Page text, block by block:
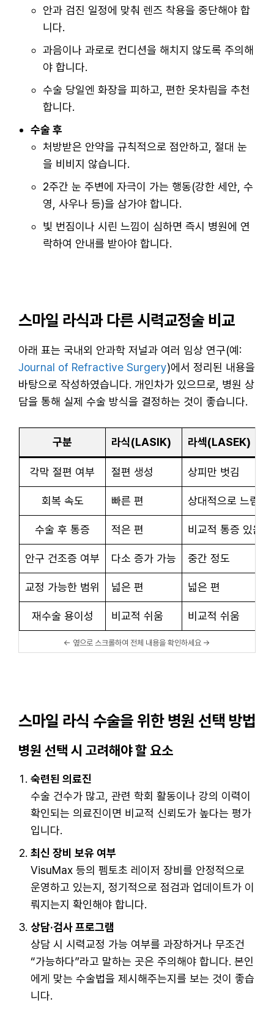
안과 검진 일정에 맞춰 렌즈 착용을 중단해야 합
니다.
과음이나 과로로 컨디션을 해치지 않도록 주의해
야 합니다.
수술 당일엔 화장을 피하고, 편한 옷차림을 추천
합니다.
수술 후
처방받은 안약을 규칙적으로 점안하고, 절대 눈
을 비비지 않습니다.
2주간 눈 주변에 자극이 가는 행동(강한 세안, 수
영, 사우나 등)을 삼가야 합니다.
빛 번짐이나 시린 느낌이 심하면 즉시 병원에 연
락하여 안내를 받아야 합니다.
스마일 라식과 다른 시력교정술 비교
아래 표는 국내외 안과학 저널과 여러 임상 연구(예:
Journal of Refractive Surgery)에서 정리된 내용을
바탕으로 작성하였습니다. 개인차가 있으므로, 병원 상
담을 통해 실제 수술 방식을 결정하는 것이 좋습니다.
구분 라식(LASIK) 라섹(LASEK)
각막 절편 여부 절편 생성 상피만 벗김
회복 속도 빠른 편 상대적으로 느림
수술 후 통증 적은 편 비교적 통증 있음
안구 건조증 여부 다소 증가 가능 중간 정도
교정 가능한 범위 넓은 편 넓은 편
재수술 용이성 비교적 쉬움 비교적 쉬움
스마일 라식 수술을 위한 병원 선택 방법
병원 선택 시 고려해야 할 요소
숙련된 의료진
수술 건수가 많고, 관련 학회 활동이나 강의 이력이
확인되는 의료진이면 비교적 신뢰도가 높다는 평가
입니다.
최신 장비 보유 여부
VisuMax 등의 펨토초 레이저 장비를 안정적으로
운영하고 있는지, 정기적으로 점검과 업데이트가 이
뤄지는지 확인해야 합니다.
상담·검사 프로그램
상담 시 시력교정 가능 여부를 과장하거나 무조건
“가능하다”라고 말하는 곳은 주의해야 합니다. 본인
에게 맞는 수술법을 제시해주는지를 보는 것이 좋습
니다.